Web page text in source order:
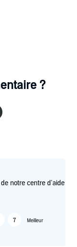
?
notre centre d'aide
7 Meilleur